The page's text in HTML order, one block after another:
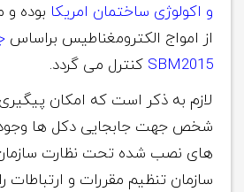
و اکولوژی ساختمان امریکا بوده و
از امواج الکترومغناطیس براساس
SBM2015 کنترل می گردد.
لازم به ذکر است که امکان
شخص جهت جابجایی دکل ها وجود
های نصب شده تحت نظارت
سازمان تنظیم مقررات و ارتباطات